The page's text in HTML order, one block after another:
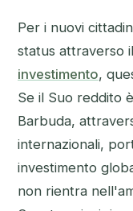
Per i nuovi
status attraverso
investimento,
Se il Suo reddito
Barbuda,
internazionali,
investimento
non rientra